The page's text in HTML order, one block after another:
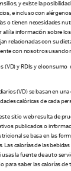
y existe la
e incluso con
o tienen necesidades
la información sobre
relacionadas con su
con nosotros usando
(VD) y RDIs y el
(VD) se basan en
calóricas de cada
sitio web resulta de
publicados o
se basa en las
Las calorías de las
usas la fuente de auto
para saber las calorías